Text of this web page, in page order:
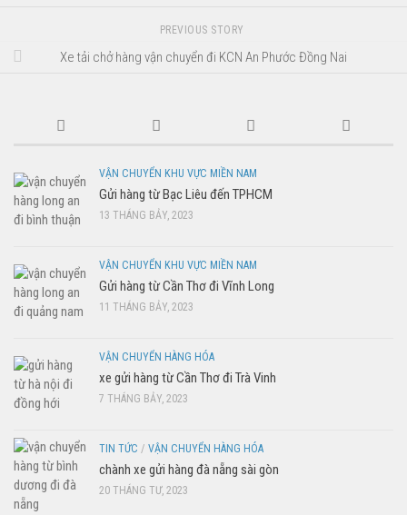
PREVIOUS STORY
Xe tải chở hàng vận chuyển đi KCN An Phước Đồng Nai
VẬN CHUYỂN KHU VỰC MIỀN NAM
Gửi hàng từ Bạc Liêu đến TPHCM
13 THÁNG BẢY, 2023
VẬN CHUYỂN KHU VỰC MIỀN NAM
Gửi hàng từ Cần Thơ đi Vĩnh Long
11 THÁNG BẢY, 2023
VẬN CHUYỂN HÀNG HÓA
xe gửi hàng từ Cần Thơ đi Trà Vinh
7 THÁNG BẢY, 2023
TIN TỨC / VẬN CHUYỂN HÀNG HÓA
chành xe gửi hàng đà nẵng sài gòn
20 THÁNG TƯ, 2023